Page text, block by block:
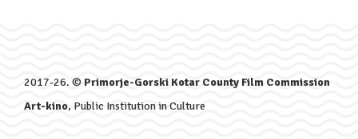
2017-26. © Primorje-Gorski Kotar County Film Commission
Art-kino, Public Institution in Culture